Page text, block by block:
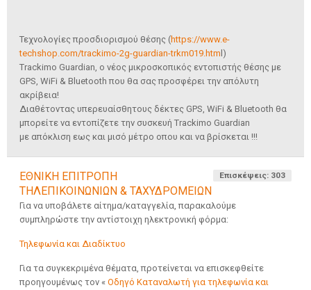
Τεχνολογίες προσδιορισμού θέσης (https://www.e-
techshop.com/trackimo-2g-guardian-trkm019.htm l)
Trackimo Guardian, ο νέος μικροσκοπικός εντοπιστής θέσης με
GPS, WiFi & Bluetooth που θα σας προσφέρει την απόλυτη
ακρίβεια!
Διαθέτοντας υπερευαίσθητους δέκτες GPS, WiFi & Bluetooth θα
μπορείτε να εντοπίζετε την συσκευή Trackimo Guardian
με απόκλιση εως και μισό μέτρο οπου και να βρίσκεται !!!
Επισκέψεις: 303
ΕΘΝΙΚΗ ΕΠΙΤΡΟΠΗ
ΤΗΛΕΠΙΚΟΙΝΩΝΙΩΝ & ΤΑΧΥΔΡΟΜΕΙΩΝ
Για να υποβάλετε αίτημα/καταγγελία, παρακαλούμε
συμπληρώστε την αντίστοιχη ηλεκτρονική φόρμα:
Τηλεφωνία και Διαδίκτυο
Για τα συγκεκριμένα θέματα, προτείνεται να επισκεφθείτε
προηγουμένως τον « Οδηγό Καταναλωτή για τηλεφωνία και